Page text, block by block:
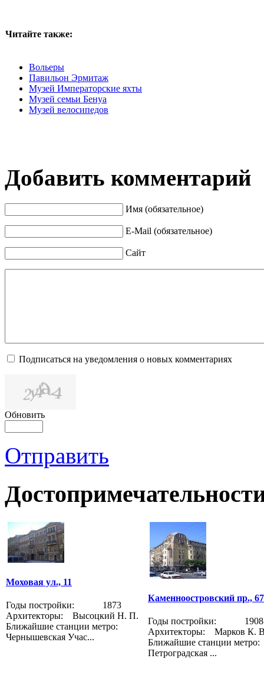
Читайте также:
Вольеры
Павильон Эрмитаж
Музей Императорские яхты
Музей семьи Бенуа
Музей велосипедов
Добавить комментарий
Имя (обязательное)
E-Mail (обязательное)
Сайт
Подписаться на уведомления о новых комментариях
Обновить
Отправить
Моховая ул., 11
Годы постройки: 1873
Архитекторы: Высоцкий Н. П.
Ближайшие станции метро:
Чернышевская Учас...
Каменноостровский пр., 67
Годы постройки: 1908-
Архитекторы: Марков К.
Ближайшие станции
Петроградская ...